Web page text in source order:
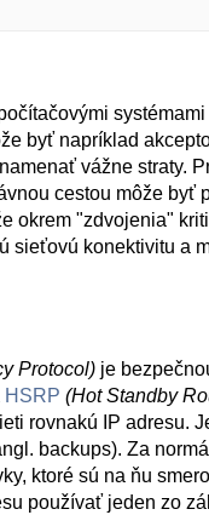
byť napríklad
vážne straty.
cestou môže byť
okrem "zdvojenia"
sieťovú konektivitu a
Protocol) je
HSRP (Hot Standby
rovnakú IP adresu.
backups). Za
ktoré sú na ňu
používať jeden zo